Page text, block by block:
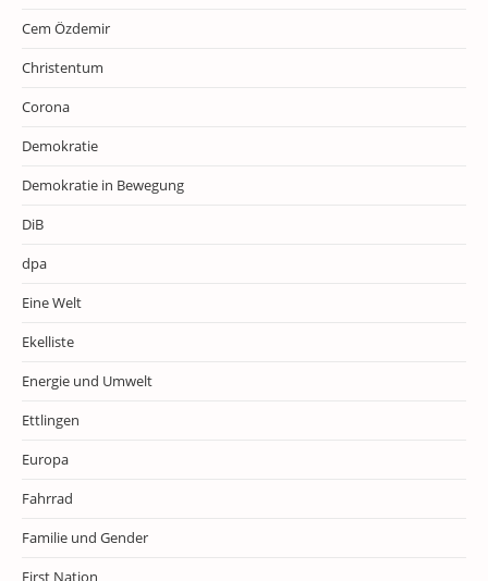
Cem Özdemir
Christentum
Corona
Demokratie
Demokratie in Bewegung
DiB
dpa
Eine Welt
Ekelliste
Energie und Umwelt
Ettlingen
Europa
Fahrrad
Familie und Gender
First Nation